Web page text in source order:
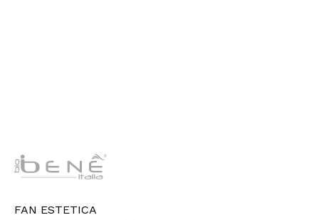
FAN ESTETICA